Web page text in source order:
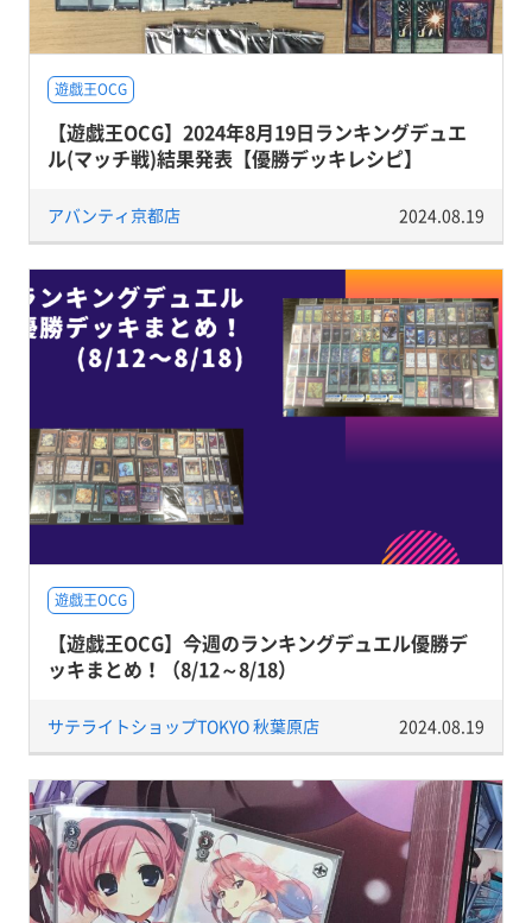
遊戯王OCG
【遊戯王OCG】2024年8月19日ランキングデュエ
ル(マッチ戦)結果発表【優勝デッキレシピ】
アバンティ京都店 2024.08.19
遊戯王OCG
【遊戯王OCG】今週のランキングデュエル優勝デ
ッキまとめ！（8/12～8/18）
サテライトショップTOKYO 秋葉原店 2024.08.19